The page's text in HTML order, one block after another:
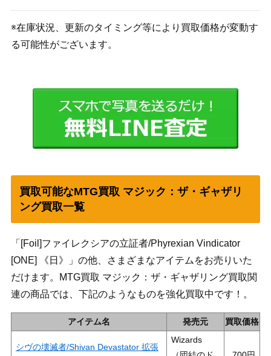
※在庫状況、更新のタイミング等により買取価格が変動す
る可能性がございます。
買取可能なMTG買取 マジック：ザ・ギャザリ
ング買取一覧
「[Foil]ファイレクシアの立証者/Phyrexian Vindicator
[ONE] 《日》」の他、さまざまなアイテムをお売りいた
だけます。MTG買取 マジック：ザ・ギャザリング買取関
連の商品では、下記のようなものを強化買取中です！。
アイテム名 発売元 買取価格
シヴの壊滅者/Shivan Devastator 拡張
Wizards